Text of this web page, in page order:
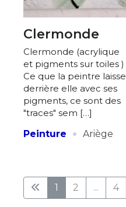
Clermonde
Clermonde (acrylique
et pigments sur toiles )
Ce que la peintre laisse
derrière elle avec ses
pigments, ce sont des
"traces" sem […]
Peinture
· Ariège
1 2 ... 4